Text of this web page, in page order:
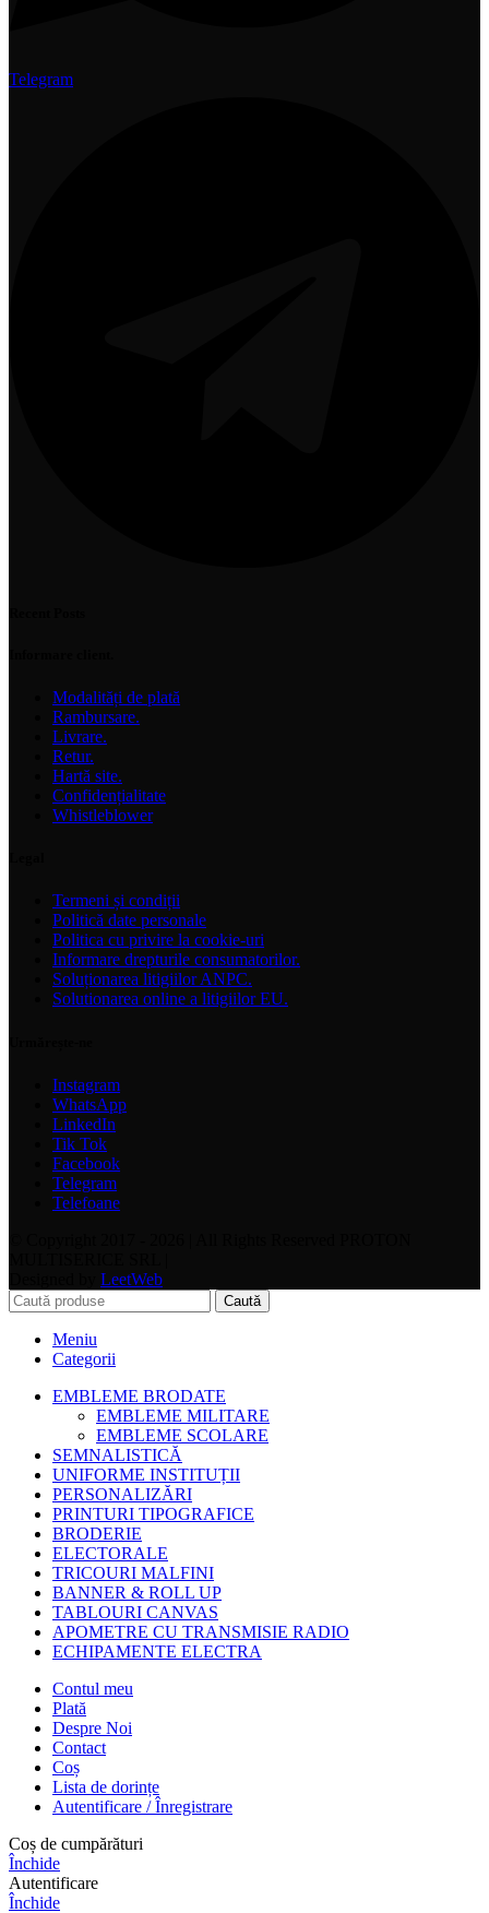
Telegram
Modalități de plată
Rambursare.
Livrare.
Retur.
Hartă site.
Confidențialitate
Whistleblower
Termeni și condiții
Politică date personale
Politica cu privire la cookie-uri
Informare drepturile consumatorilor.
Soluționarea litigiilor ANPC.
Solutionarea online a litigiilor EU.
Instagram
WhatsApp
LinkedIn
Tik Tok
Facebook
Telegram
Telefoane
LeetWeb
Caută
Meniu
Categorii
EMBLEME BRODATE
EMBLEME MILITARE
EMBLEME SCOLARE
SEMNALISTICĂ
UNIFORME INSTITUȚII
PERSONALIZĂRI
PRINTURI TIPOGRAFICE
BRODERIE
ELECTORALE
TRICOURI MALFINI
BANNER & ROLL UP
TABLOURI CANVAS
APOMETRE CU TRANSMISIE RADIO
ECHIPAMENTE ELECTRA
Contul meu
Plată
Despre Noi
Contact
Coș
Lista de dorințe
Autentificare / Înregistrare
Coș de cumpărături
Închide
Autentificare
Închide